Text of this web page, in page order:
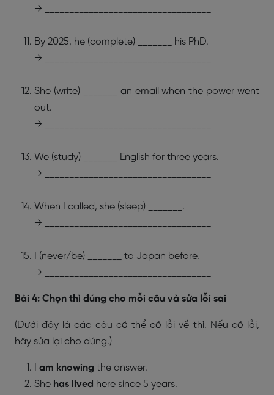
→ __________________________________
By 2025, he (complete) _______ his PhD.
→ __________________________________
She (write) _______ an email when the power went
out.
→ __________________________________
We (study) _______ English for three years.
→ __________________________________
When I called, she (sleep) _______.
→ __________________________________
I (never/be) _______ to Japan before.
→ __________________________________
Bài 4: Chọn thì đúng cho mỗi câu và sửa lỗi sai
(Dưới đây là các câu có thể có lỗi về thì. Nếu có lỗi,
hãy sửa lại cho đúng.)
am knowing the answer.
She has lived here since 5 years.